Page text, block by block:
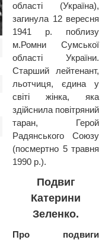
області (Україна),
загинула 12 вересня
1941 р. поблизу
м.Ромни Сумської
області України.
Старший лейтенант,
льотчиця, єдина у
світі жінка, яка
здійснила повітряний
таран, Герой
Радянського Союзу
(посмертно 5 травня
1990 р.).
Подвиг
Катерини
Зеленко.
Про подвиги